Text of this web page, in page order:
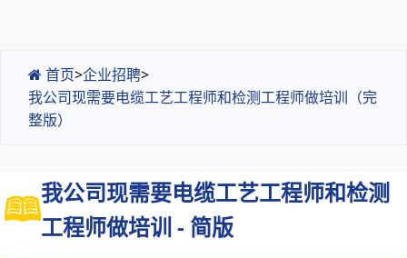
首页>企业招聘>
我公司现需要电缆工艺工程师和检测工程师做培训（完
整版）
我公司现需要电缆工艺工程师和检测
工程师做培训 - 简版